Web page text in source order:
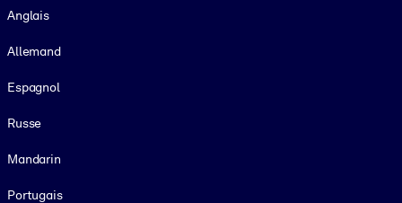
Anglais
Allemand
Espagnol
Russe
Mandarin
Portugais